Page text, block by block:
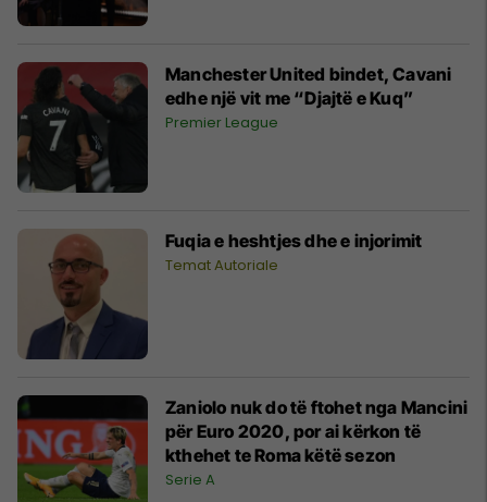
Manchester United bindet, Cavani
edhe një vit me “Djajtë e Kuq”
Premier League
Fuqia e heshtjes dhe e injorimit
Temat Autoriale
Zaniolo nuk do të ftohet nga Mancini
për Euro 2020, por ai kërkon të
kthehet te Roma këtë sezon
Serie A